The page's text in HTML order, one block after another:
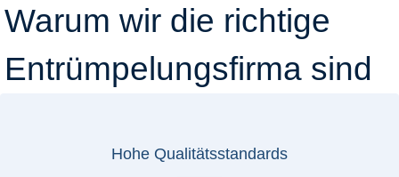
Warum wir die richtige
Entrümpelungsfirma sind
Hohe Qualitätsstandards